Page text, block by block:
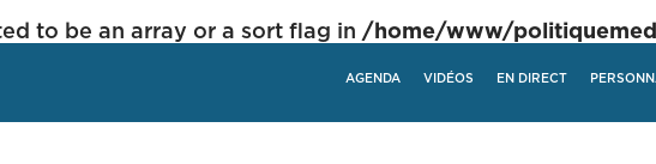
to be an array or a sort flag in /home/www/
AGENDA VIDÉOS EN DIRECT